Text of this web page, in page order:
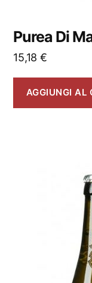
Purea Di
15,18 €
AGGIUNGI AL